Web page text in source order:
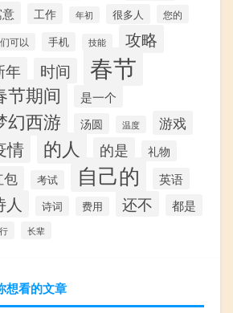
工作 年初 很多人 您的
可以 手机 技能 攻略
年 时间 春节
节期间 是一个
幻西游 汤圆 温度 游戏
情 的人 的是 礼物
包 考试 自己的 英语
人 诗词 费用 还不 都是
长辈
想看的文章